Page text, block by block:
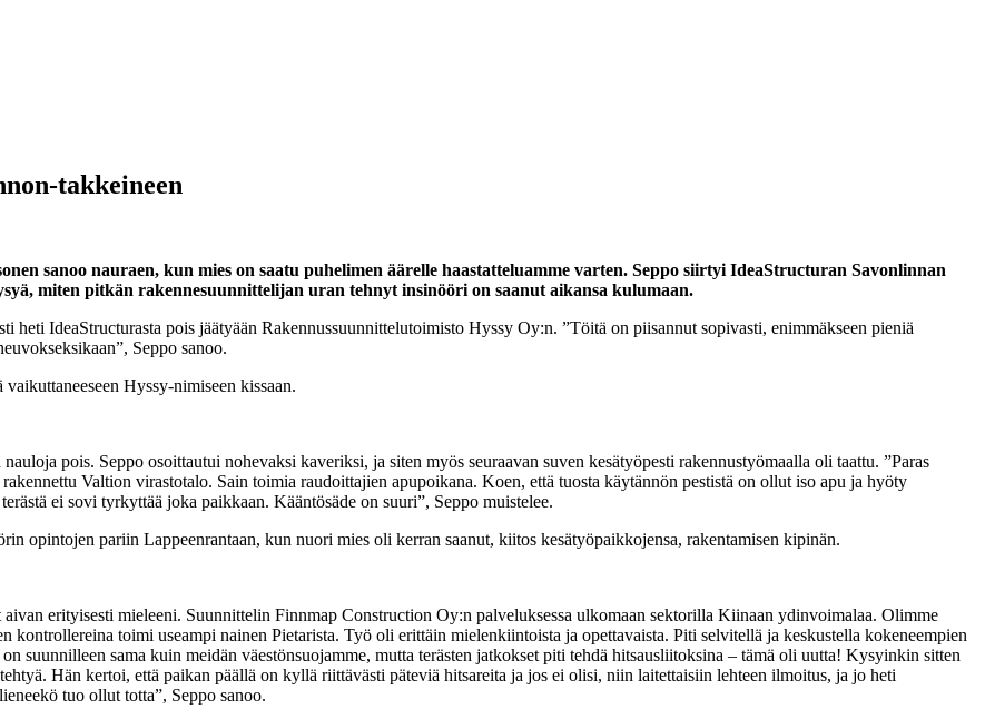
takkeineen
sanoo nauraen, kun mies on saatu puhelimen äärelle haastatteluamme varten. Seppo siirtyi IdeaStructuran Savonlinnan
miten pitkän rakennesuunnittelijan uran tehnyt insinööri on saanut aikansa kulumaan.
heti IdeaStructurasta pois jäätyään Rakennussuunnittelutoimisto Hyssy Oy:n. ”Töitä on piisannut sopivasti, enimmäkseen pieniä
Seppo sanoo.
Hyssy-nimiseen kissaan.
pois. Seppo osoittautui nohevaksi kaveriksi, ja siten myös seuraavan suven kesätyöpesti rakennustyömaalla oli taattu. ”Paras
Valtion virastotalo. Sain toimia raudoittajien apupoikana. Koen, että tuosta käytännön pestistä on ollut iso apu ja hyöty
ei sovi tyrkyttää joka paikkaan. Kääntösäde on suuri”, Seppo muistelee.
opintojen pariin Lappeenrantaan, kun nuori mies oli kerran saanut, kiitos kesätyöpaikkojensa, rakentamisen kipinän.
erityisesti mieleeni. Suunnittelin Finnmap Construction Oy:n palveluksessa ulkomaan sektorilla Kiinaan ydinvoimalaa. Olimme
toimi useampi nainen Pietarista. Työ oli erittäin mielenkiintoista ja opettavaista. Piti selvitellä ja keskustella kokeneempien
suunnilleen sama kuin meidän väestönsuojamme, mutta terästen jatkokset piti tehdä hitsausliitoksina – tämä oli uutta! Kysyinkin sitten
Hän kertoi, että paikan päällä on kyllä riittävästi päteviä hitsareita ja jos ei olisi, niin laitettaisiin lehteen ilmoitus, ja jo heti
tuo ollut totta”, Seppo sanoo.